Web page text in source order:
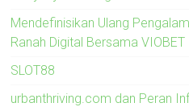
Mendefinisikan Ulang
Ranah Digital Bersama VIOBET
SLOT88
urbanthriving.com dan Peran